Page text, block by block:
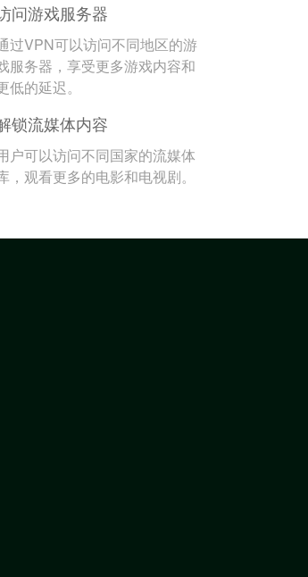
问游戏服务器
过VPN可以访问不同地区的游
服务器，享受更多游戏内容和
低的延迟。
锁流媒体内容
户可以访问不同国家的流媒体
，观看更多的电影和电视剧。